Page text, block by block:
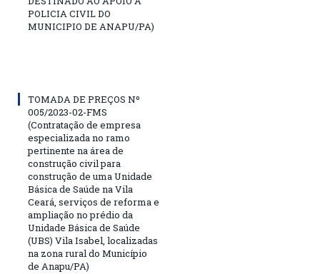
POLICIA CIVIL DO
MUNICIPIO DE ANAPU/PA)
TOMADA DE PREÇOS Nº
005/2023-02-FMS
(Contratação de empresa
especializada no ramo
pertinente na área de
construção civil para
construção de uma Unidade
Básica de Saúde na Vila
Ceará, serviços de reforma e
ampliação no prédio da
Unidade Básica de Saúde
(UBS) Vila Isabel, localizadas
na zona rural do Município
de Anapu/PA)